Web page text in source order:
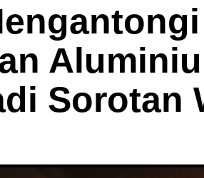
Sorotan